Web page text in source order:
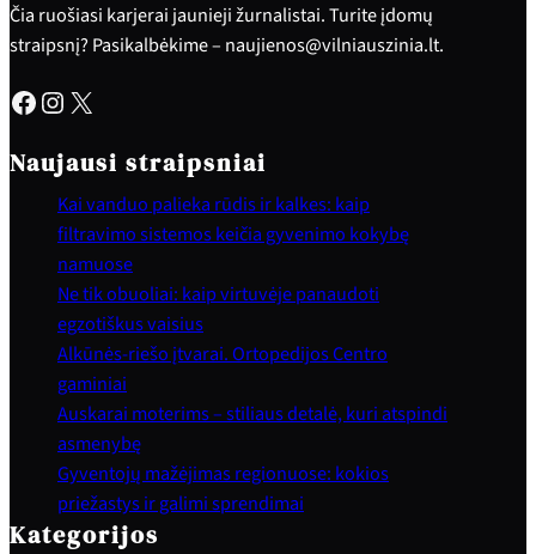
Čia ruošiasi karjerai jaunieji žurnalistai. Turite įdomų
straipsnį? Pasikalbėkime – naujienos@vilniauszinia.lt.
Facebook Instagram X
Naujausi straipsniai
Kai vanduo palieka rūdis ir kalkes: kaip
filtravimo sistemos keičia gyvenimo kokybę
namuose
Ne tik obuoliai: kaip virtuvėje panaudoti
egzotiškus vaisius
Alkūnės-riešo įtvarai. Ortopedijos Centro
gaminiai
Auskarai moterims – stiliaus detalė, kuri atspindi
asmenybę
Gyventojų mažėjimas regionuose: kokios
priežastys ir galimi sprendimai
Kategorijos